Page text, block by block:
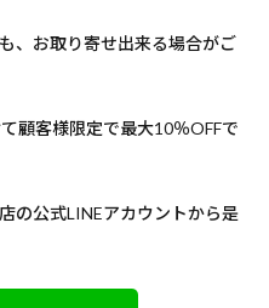
、お取り寄せ出来る場合がご
顧客様限定で最大10％OFFで
の公式LINEアカウントから是
hair color
60代以降
カットが得意